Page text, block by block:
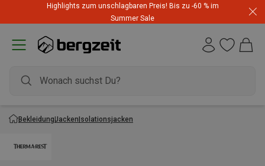
Highlights zum unschlagbaren Preis! Bis zu -60 % im
Summer Sale
BekleidungJackenIsolationsjacken